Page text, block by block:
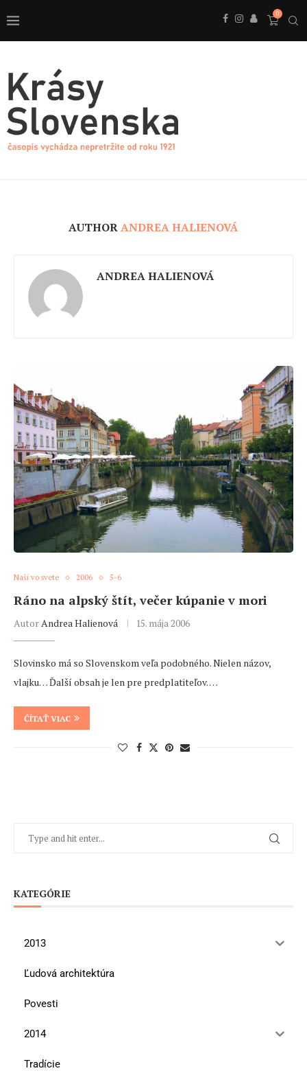
0
AUTHORANDREA HALIENOVÁ
ANDREA HALIENOVÁ
Naši vo svete 2006 5-6
Ráno na alpský štít, večer kúpanie v mori
AutorAndrea Halienová 15. mája 2006
Slovinsko má so Slovenskom veľa podobného. Nielen názov,
vlajku… Ďalší obsah je len pre predplatiteľov. …
ČÍTAŤ VIAC
KATEGÓRIE
2013
Ľudová architektúra
Povesti
2014
Tradície